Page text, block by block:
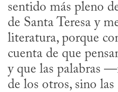
sentido más pleno
de Santa Teresa y
literatura, porque
cuenta de que
y que las palabras
de los otros, sino